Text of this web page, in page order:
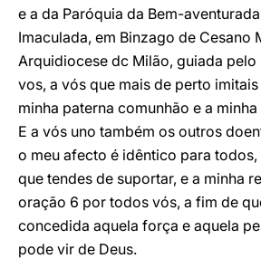
e a da Paróquia da Bem-
Imaculada, em Binzago de Cesano
Arquidiocese dc Milão, guiada
vos, a vós que mais de perto
minha paterna comunhão e a
E a vós uno também os outros
o meu afecto é idêntico para
que tendes de suportar, e a minha
oração 6 por todos vós, a fim de
concedida aquela força e aquela
pode vir de Deus.